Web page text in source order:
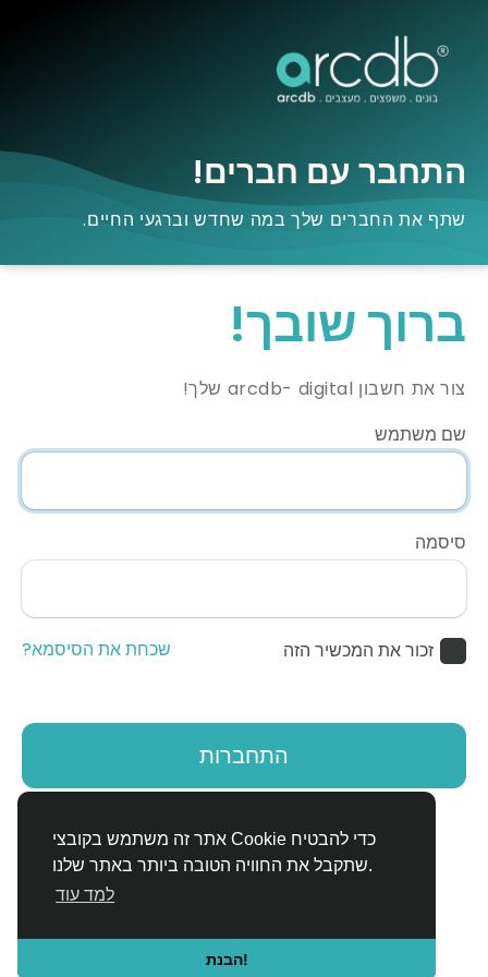
אתר זה משתמש בקובצי Cookie כדי להבטיח
שתקבל את החוויה הטובה ביותר באתר שלנו.
למד עוד
הבנת!
התחבר עם חברים!
שתף את החברים שלך במה שחדש וברגעי החיים.
ברוך שובך!
צור את חשבון arcdb- digital שלך!
שם משתמש
סיסמה
זכור את המכשיר הזה שכחת את הסיסמא?
התחברות